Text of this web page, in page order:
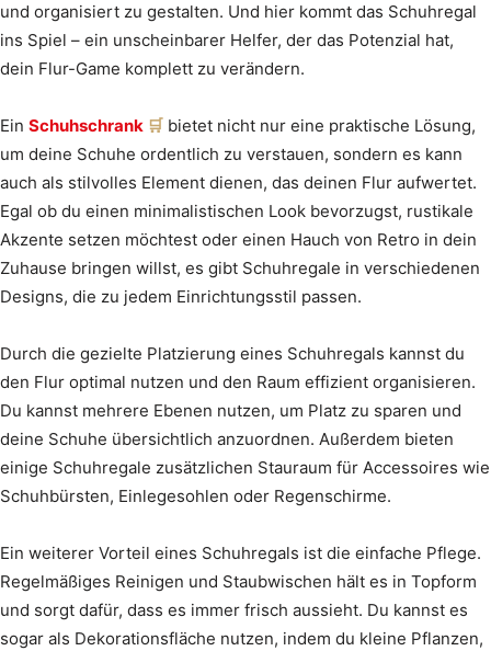
und organisiert zu gestalten. Und hier kommt das Schuhregal
ins Spiel – ein unscheinbarer Helfer, der das Potenzial hat,
dein Flur-Game komplett zu verändern.
Ein Schuhschrank
bietet nicht nur eine praktische Lösung,
um deine Schuhe ordentlich zu verstauen, sondern es kann
auch als stilvolles Element dienen, das deinen Flur aufwertet.
Egal ob du einen minimalistischen Look bevorzugst, rustikale
Akzente setzen möchtest oder einen Hauch von Retro in dein
Zuhause bringen willst, es gibt Schuhregale in verschiedenen
Designs, die zu jedem Einrichtungsstil passen.
Durch die gezielte Platzierung eines Schuhregals kannst du
den Flur optimal nutzen und den Raum effizient organisieren.
Du kannst mehrere Ebenen nutzen, um Platz zu sparen und
deine Schuhe übersichtlich anzuordnen. Außerdem bieten
einige Schuhregale zusätzlichen Stauraum für Accessoires wie
Schuhbürsten, Einlegesohlen oder Regenschirme.
Ein weiterer Vorteil eines Schuhregals ist die einfache Pflege.
Regelmäßiges Reinigen und Staubwischen hält es in Topform
und sorgt dafür, dass es immer frisch aussieht. Du kannst es
sogar als Dekorationsfläche nutzen, indem du kleine Pflanzen,